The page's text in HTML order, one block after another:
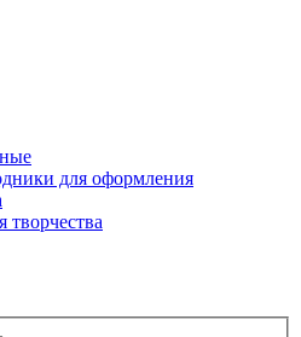
для оформления
творчества